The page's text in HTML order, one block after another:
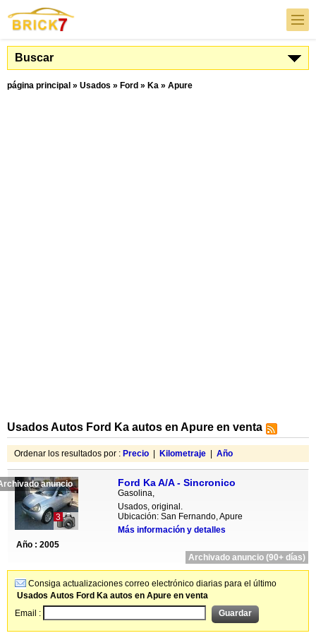
Buscar
página principal » Usados » Ford » Ka » Apure
Usados Autos Ford Ka autos en Apure en venta
Ordenar los resultados por : Precio Kilometraje Año
anuncio
3
Ford Ka A/A - Sincronico
Gasolina,
Usados, original.
Ubicación: San Fernando, Apure
Más información y detalles
Año : 2005
Archivado anuncio (90+ días)
Consiga actualizaciones correo electrónico diarias para el último
Usados Autos Ford Ka autos en Apure en venta
Email :